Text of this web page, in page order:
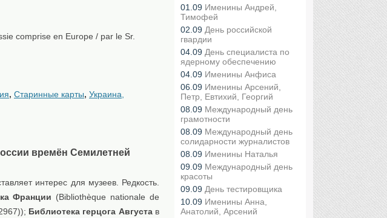
comprise en Europe / par le Sr.
, Старинные карты, Украина,
времён Семилетней
интерес для музеев. Редкость.
Франции (Bibliothèque nationale de
Библиотека герцога Августав
01.09 Именины Андрей,
Тимофей
02.09 День российской
гвардии
04.09 День специалиста по
ядерному обеспечению
04.09 Именины Анфиса
06.09 Именины Арсений,
Петр, Евтихий, Георгий
08.09 Международный день
грамотности
08.09 Международный день
солидарности журналистов
08.09 Именины Наталья
09.09 Международный день
красоты
09.09 День тестировщика
10.09 Именины Анна,
Анатолий, Арсений